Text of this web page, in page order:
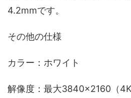
4.2mmです。
その他の仕様
カラー：ホワイト
解像度：最大3840×2160（